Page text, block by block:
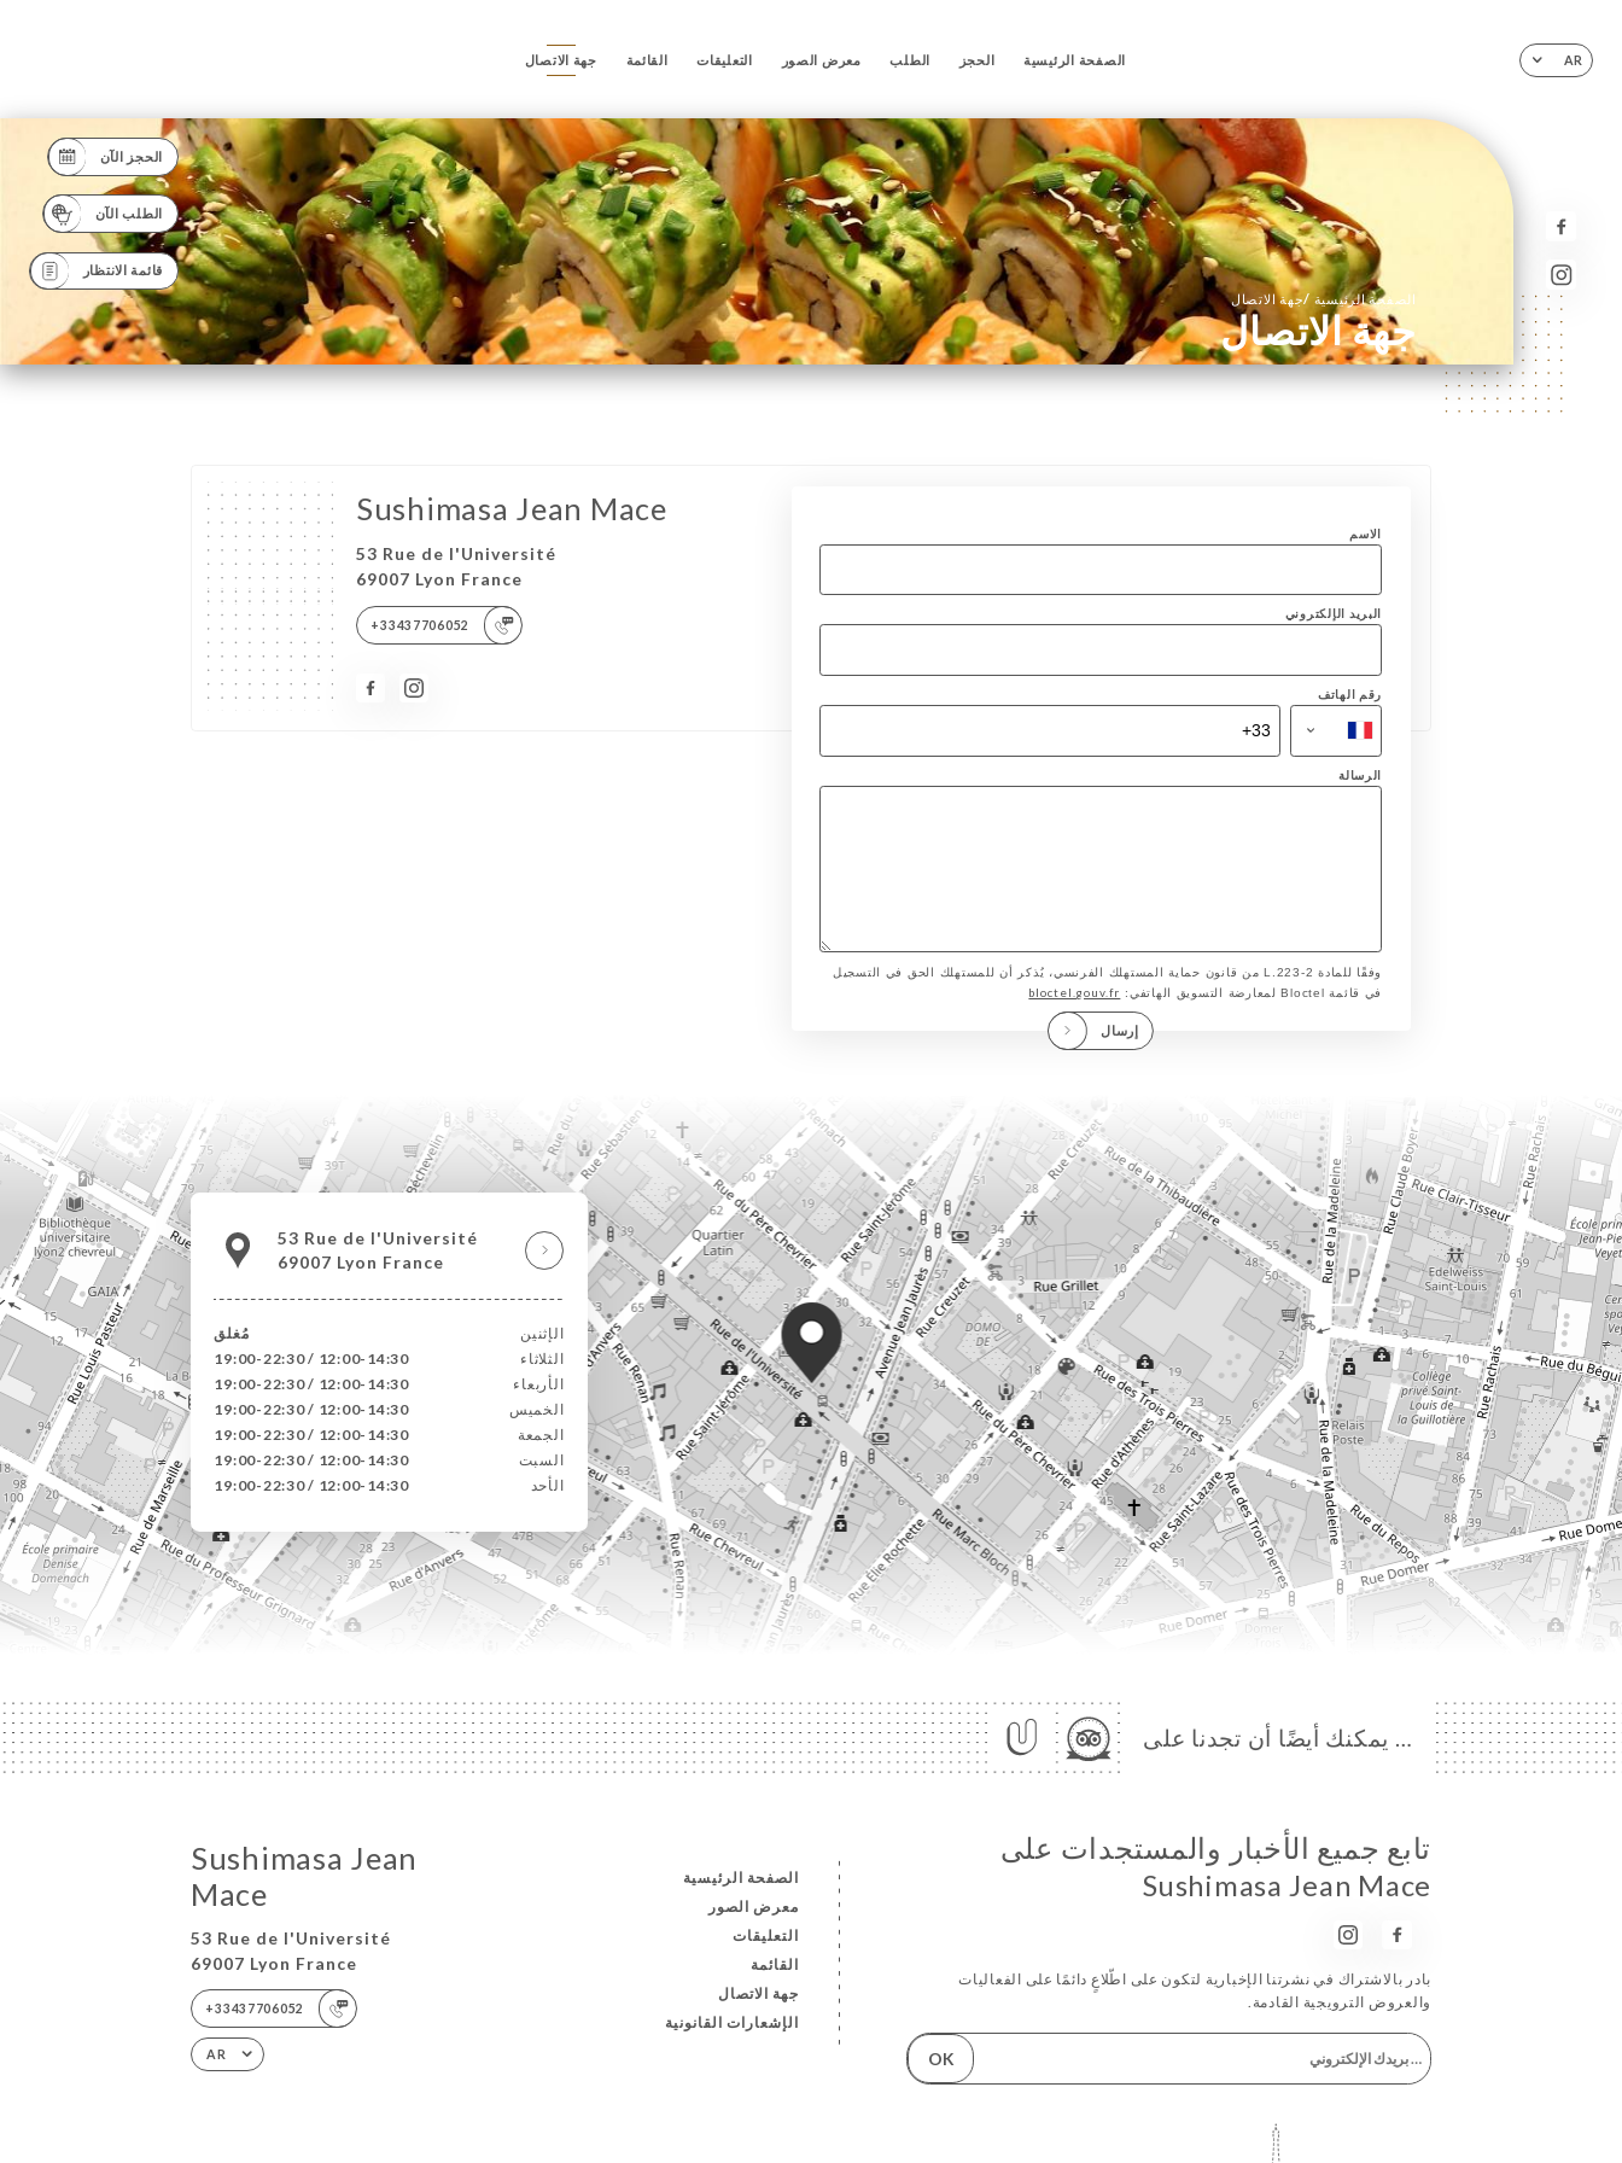
AR الصفحة الرئيسية الحجز الطلب معرض الصور التعليقات القائمة جهة الاتصال
الحجز الآن
الطلب الآن
قائمة الانتظار
الصفحة الرئيسية /جهة الاتصال
جهة الاتصال
Sushimasa Jean Mace
53 Rue de l'Université
69007 Lyon France
+33437706052
الاسم
البريد الإلكتروني
رقم الهاتف
الرسالة
وفقًا للمادة L.223-2 من قانون حماية المستهلك الفرنسي، يُذكر أن للمستهلك الحق في التسجيل
في قائمة Bloctel لمعارضة التسويق الهاتفي:
bloctel.gouv.fr
إرسال
53 Rue de l'Université
69007 Lyon France
الإثنين
مُغلق
الثلاثاء
12:00-14:30 / 19:00-22:30
الأربعاء
12:00-14:30 / 19:00-22:30
الخميس
12:00-14:30 / 19:00-22:30
الجمعة
12:00-14:30 / 19:00-22:30
السبت
12:00-14:30 / 19:00-22:30
الأحد
12:00-14:30 / 19:00-22:30
… يمكنك أيضًا أن تجدنا على
Sushimasa Jean
Mace
53 Rue de l'Université
69007 Lyon France
+33437706052
AR
الصفحة الرئيسية
معرض الصور
التعليقات
القائمة
جهة الاتصال
الإشعارات القانونية
تابع جميع الأخبار والمستجدات على
Sushimasa Jean Mace
بادر بالاشتراك في نشرتنا الإخبارية لتكون على اطّلاعٍ دائمًا على الفعاليات
والعروض الترويجية القادمة.
OK